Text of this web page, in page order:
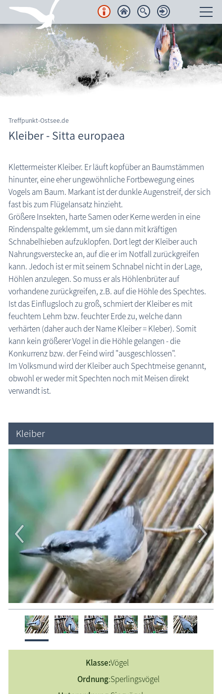
Unterkünfte
Regionales
Urlaubsorte
Karten
Freizeit
Wissenswertes
Aktuelles
FKK-Strände
den Strand erleben
die Natur erleben
Naturschutzgebiete in M-V
Seen in M-V
Berge Insel Usedom
Recknitztal
Salzhaff
Ilex
Vogelarten
Amsel
Bachstelze
Eichelhäher
Erlenzeisig
Haubenmeise
Haussperling
Heckenbraunelle
Kernbeißer
Kleiber
Kohlmeise
Mittelspecht
Rauchschwalbe
Kleiber (Sitta europaea)
Treffpunkt-Ostsee.de
Kleiber - Sitta europaea
Klettermeister Kleiber. Er läuft kopfüber an Baumstämmen
hinunter, eine eher ungewöhnliche Fortbewegung eines
Vogels am Baum. Markant ist der dunkle Augenstreif, der sich
fast bis zum Flügelansatz hinzieht.
Größere Insekten, harte Samen oder Kerne werden in eine
Rindenspalte geklemmt, um sie dann mit kräftigen
Schnabelhieben aufzuklopfen. Dort legt der Kleiber auch
Nahrungsverstecke an, auf die er im Notfall zurückgreifen
kann. Jedoch ist er mit seinem Schnabel nicht in der Lage,
Höhlen anzulegen. So muss er als Höhlenbrüter auf
vorhandene zurückgreifen, z.B. auf die Höhle des Spechtes.
Ist das Einflugsloch zu groß, schmiert der Kleiber es mit
feuchtem Lehm bzw. feuchter Erde zu, welche dann
verhärten (daher auch der Name Kleiber = Kleber). Somit
kann kein größerer Vogel in die Höhle gelangen - die
Konkurrenz bzw. der Feind wird "ausgeschlossen".
Im Volksmund wird der Kleiber auch Spechtmeise genannt,
obwohl er weder mit Spechten noch mit Meisen direkt
verwandt ist.
Kleiber
Klasse:Vögel
Ordnung:Sperlingsvögel